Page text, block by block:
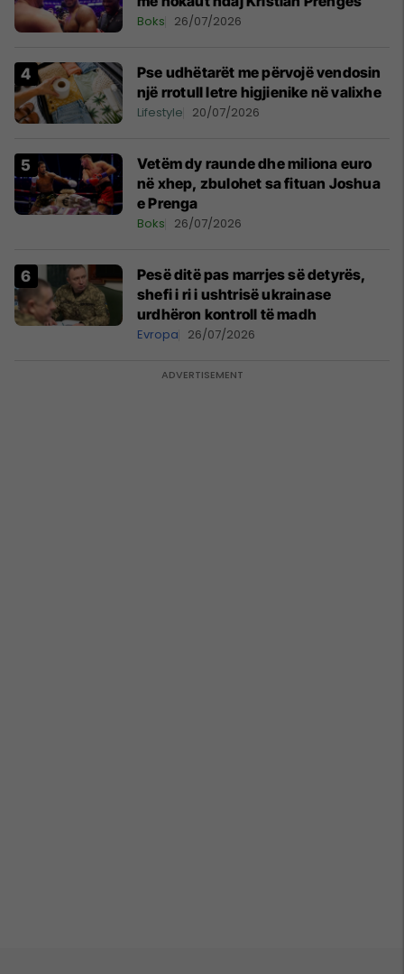
Boks 26/07/2026
Pse udhëtarët me përvojë vendosin
një rrotull letre higjienike në valixhe
Lifestyle 20/07/2026
Vetëm dy raunde dhe miliona euro
në xhep, zbulohet sa fituan Joshua
e Prenga
Boks 26/07/2026
Pesë ditë pas marrjes së detyrës,
shefi i ri i ushtrisë ukrainase
urdhëron kontroll të madh
Evropa 26/07/2026